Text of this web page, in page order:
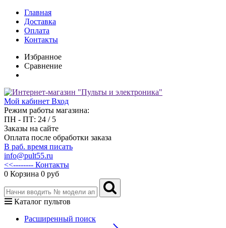
Главная
Доставка
Оплата
Контакты
Избранное
Сравнение
Мой кабинет Вход
Режим работы магазина:
ПН - ПТ: 24 / 5
Заказы на сайте
Оплата после обработки заказа
В раб. время писать
info@pult55.ru
<<-------- Контакты
0 Корзина 0 руб
Каталог пультов
Расширенный поиск